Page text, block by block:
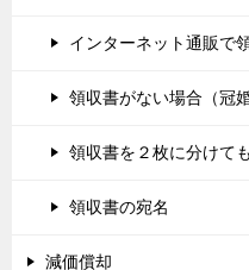
インターネット通販で
領収書がない場合（冠
領収書を２枚に分けて
領収書の宛名
減価償却